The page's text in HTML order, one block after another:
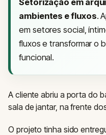
Setorização em
ambientes e fluxos.
em setores social,
fluxos e transformar o
funcional.
A cliente abriu a porta do
sala de jantar, na frente
O projeto tinha sido